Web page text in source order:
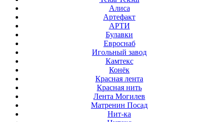
Алиса
Артефакт
АРТИ
Булавки
Евроснаб
Игольный завод
Камтекс
Конёк
Красная лента
Красная нить
Лента Могилев
Матренин Посад
Нит-ка